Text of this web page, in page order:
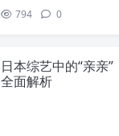
794 0
日本综艺中的“亲亲
全面解析